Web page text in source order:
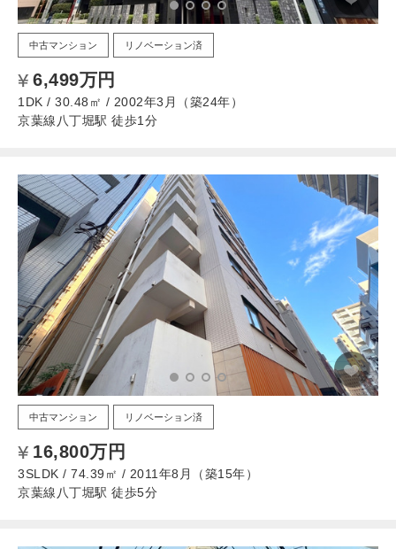
中古マンション リノベーション済
6,499万円
1DK / 30.48㎡ / 2002年3月（築24年）
京葉線八丁堀駅 徒歩1分
中古マンション リノベーション済
16,800万円
3SLDK / 74.39㎡ / 2011年8月（築15年）
京葉線八丁堀駅 徒歩5分